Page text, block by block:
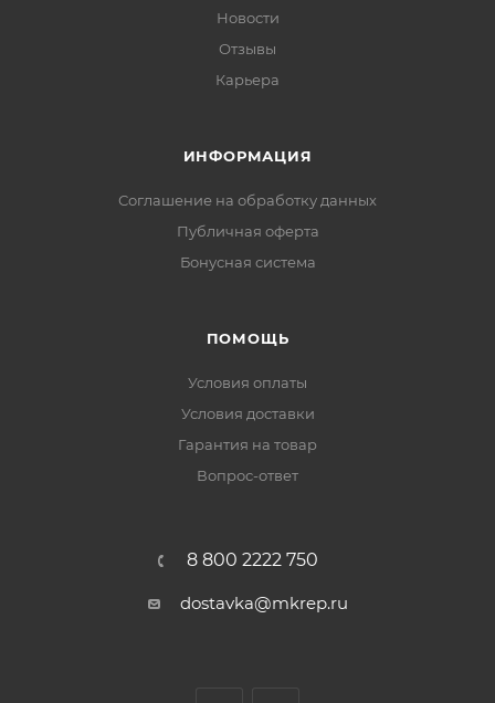
Новости
Отзывы
Карьера
ИНФОРМАЦИЯ
Соглашение на обработку данных
Публичная оферта
Бонусная система
ПОМОЩЬ
Условия оплаты
Условия доставки
Гарантия на товар
Вопрос-ответ
8 800 2222 750
dostavka@mkrep.ru